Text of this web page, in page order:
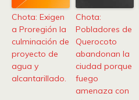
Chota: Exigen
a Proregión la
culminación de
proyecto de
agua y
alcantarillado.
Chota:
Pobladores de
Querocoto
abandonan la
ciudad porque
fuego
amenaza con